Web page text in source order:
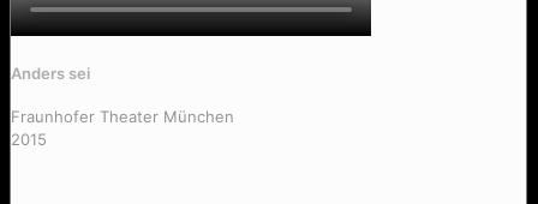
Anders sei
Fraunhofer Theater München
2015